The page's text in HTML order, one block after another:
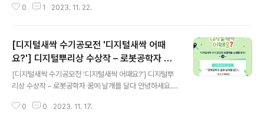
각은 AI 분야에 대한 관심으로 이어졌고, 이번에 디지털새
프 참여 소감을 주제로 한 디지털새싹 수기공모전 ‘디지털
싹 체험기’ 함께 만나 볼까요? ▼ 원문 보기 ▼ 삼다(三多)
지역의 디지털새싹 체험기 신현의 내가 근무하는 곳은 포
천의 끝자락에 위치한 영북면이다. 여기는 군부대, 논, 산이
많은 삼다(三多) 지역이라고 할 수 있겠다. 하지만 결코 학
도 집에 갈 수 없는 기숙사 학교인 우리 학교에 한국과학창
0 1 2023. 11. 22.
[디지털새싹 수기공모전 '디지털새싹 어때
요?'] 디지털뿌리상 수상작 – 로봇공학자 꿈
에 날개를 달다
[디지털새싹 수기공모전 '디지털새싹 어때요?'] 디지털뿌
리상 수상작 – 로봇공학자 꿈에 날개를 달다 안녕하세요.
소감을 주제로 한 디지털새싹 수기공모전 ‘디지털새싹 어
0 0 2023. 11. 17.